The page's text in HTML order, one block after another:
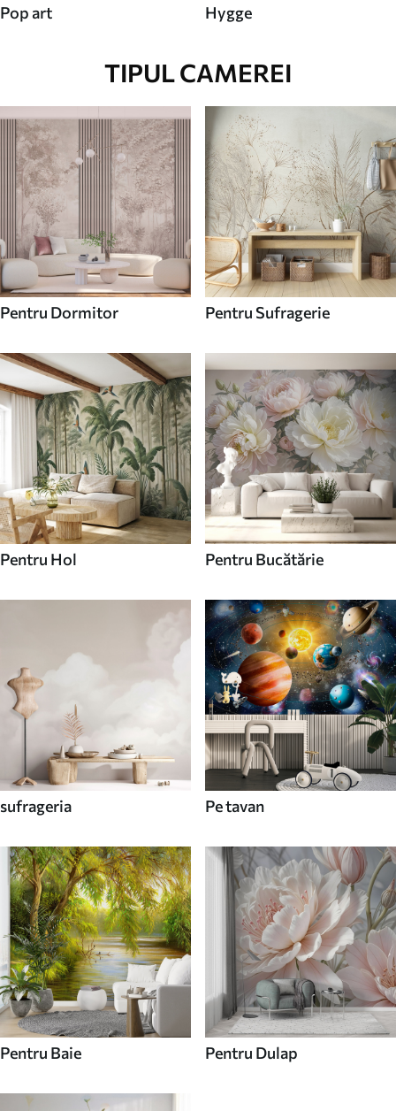
Pop art Hygge
TIPUL CAMEREI
Pentru Dormitor Pentru Sufragerie
Pentru Hol Pentru Bucătărie
sufrageria Pe tavan
Pentru Baie Pentru Dulap